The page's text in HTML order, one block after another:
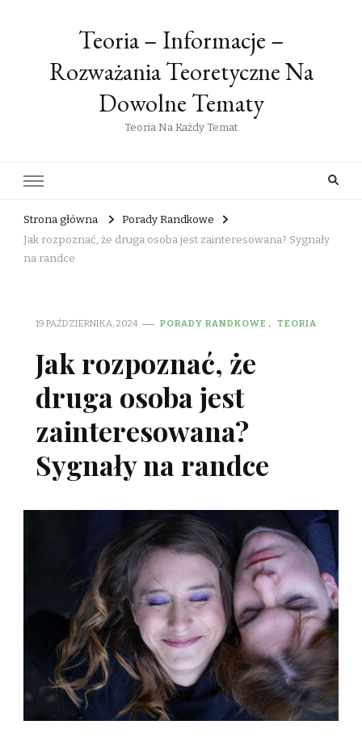
Teoria – Informacje –
Rozważania Teoretyczne Na
Dowolne Tematy
Teoria Na Każdy Temat
Strona główna
Porady Randkowe
Jak rozpoznać, że druga osoba jest zainteresowana? Sygnały
na randce
19 PAŹDZIERNIKA, 2024 PORADY RANDKOWE TEORIA
Jak rozpoznać, że
druga osoba jest
zainteresowana?
Sygnały na randce